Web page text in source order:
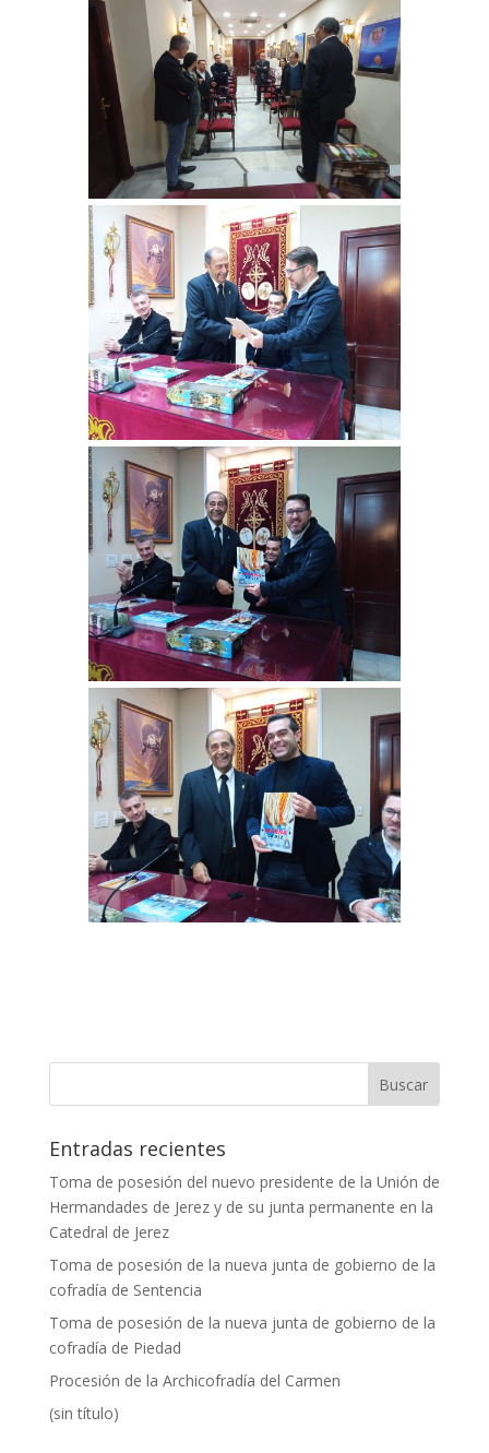
Entradas recientes
Toma de posesión del nuevo presidente de la Unión de
Hermandades de Jerez y de su junta permanente en la
Catedral de Jerez
Toma de posesión de la nueva junta de gobierno de la
cofradía de Sentencia
Toma de posesión de la nueva junta de gobierno de la
cofradía de Piedad
Procesión de la Archicofradía del Carmen
(sin título)